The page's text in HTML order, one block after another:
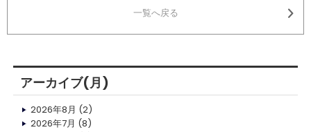
一覧へ戻る
アーカイブ(月)
2026年8月 (2)
2026年7月 (8)